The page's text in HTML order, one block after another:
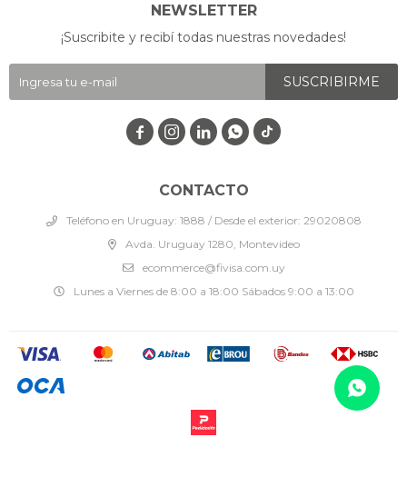
CONTACTO
Teléfono en Uruguay: 1888 / Desde el exterior: 29020808
Avda. Uruguay 1280, Montevideo
ecommerce@fivisa.com.uy
Lunes a Viernes de 8:00 a 18:00 Sábados 9:00 a 13:00
NEWSLETTER
¡Suscribite y recibí todas nuestras novedades!
SUSCRIBIRME
   